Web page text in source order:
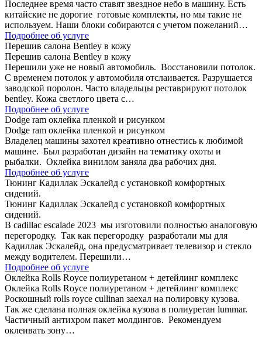
Последнее время часто ставят звездное небо в машину. Есть
китайские не дорогие готовые комплекты, но мы такие не
используем. Наши блоки собираются с учетом пожеланий…
Подробнее об услуге
Перешив салона Bentley в кожу
Перешив салона Bentley в кожу
Перешили уже не новый автомобиль. Восстановили потолок.
С временем потолок у автомобиля отслаивается. Разрушается
заводской поролон. Часто владельцы реставрируют потолок
bentley. Кожа светлого цвета с…
Подробнее об услуге
Dodge ram оклейка пленкой и рисунком
Dodge ram оклейка пленкой и рисунком
Владелец машины захотел креативно отнестись к любимой
машине. Был разработан дизайн на тематику охоты и
рыбалки. Оклейка винилом заняла два рабочих дня.
Подробнее об услуге
Тюнинг Кадиллак Эскалейд с установкой комфортных
сидений.
Тюнинг Кадиллак Эскалейд с установкой комфортных
сидений.
В cadillac escalade 2023 мы изготовили полностью аналоговую
перегородку. Так как перегородку разработали мы для
Кадиллак Эскалейд, она предусматривает телевизор и стекло
между водителем. Перешили…
Подробнее об услуге
Оклейка Rolls Royce полиуретаном + детейлинг комплекс
Оклейка Rolls Royce полиуретаном + детейлинг комплекс
Роскошный rolls royce cullinan заехал на полировку кузова.
Так же сделана полная оклейка кузова в полиуретан lummar.
Частичный антихром пакет молдингов. Рекомендуем
оклеивать зону…